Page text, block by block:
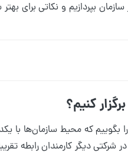
سازمان بپردازیم و نکاتی برای
کنیم؟
که محیط سازمان‌ها با
دیگر کارمندان رابطه